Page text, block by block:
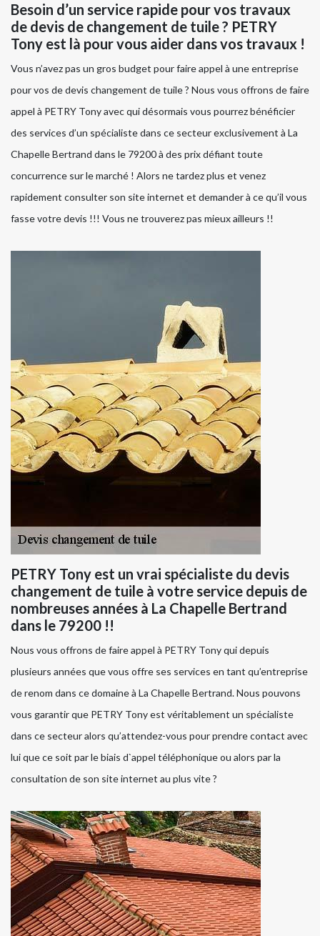
Besoin d’un service rapide pour vos travaux
de devis de changement de tuile ? PETRY
Tony est là pour vous aider dans vos travaux !
Vous n’avez pas un gros budget pour faire appel à une entreprise
pour vos de devis changement de tuile ? Nous vous offrons de faire
appel à PETRY Tony avec qui désormais vous pourrez bénéficier
des services d’un spécialiste dans ce secteur exclusivement à La
Chapelle Bertrand dans le 79200 à des prix défiant toute
concurrence sur le marché ! Alors ne tardez plus et venez
rapidement consulter son site internet et demander à ce qu’il vous
fasse votre devis !!! Vous ne trouverez pas mieux ailleurs !!
PETRY Tony est un vrai spécialiste du devis
changement de tuile à votre service depuis de
nombreuses années à La Chapelle Bertrand
dans le 79200 !!
Nous vous offrons de faire appel à PETRY Tony qui depuis
plusieurs années que vous offre ses services en tant qu’entreprise
de renom dans ce domaine à La Chapelle Bertrand. Nous pouvons
vous garantir que PETRY Tony est véritablement un spécialiste
dans ce secteur alors qu’attendez-vous pour prendre contact avec
lui que ce soit par le biais d`appel téléphonique ou alors par la
consultation de son site internet au plus vite ?